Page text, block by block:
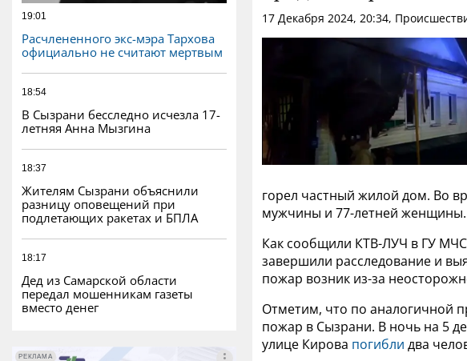
19:01
Расчлененного экс-мэра Тархова
официально не считают мертвым
18:54
В Сызрани бесследно исчезла 17-
летняя Анна Мызгина
18:37
Жителям Сызрани объяснили
разницу оповещений при
подлетающих ракетах и БПЛА
18:17
Дед из Самарской области
передал мошенникам газеты
вместо денег
РЕКЛАМА
РЕКЛАМА
17 Декабря 2024, 20:34,
горел частный жилой дом. Во
мужчины и 77-летней женщины.
Как сообщили КТВ-ЛУЧ в ГУ
завершили расследование и
пожар возник из-за
Отметим, что по аналогичной
пожар в Сызрани. В ночь на 5
улице Кирова погибли два